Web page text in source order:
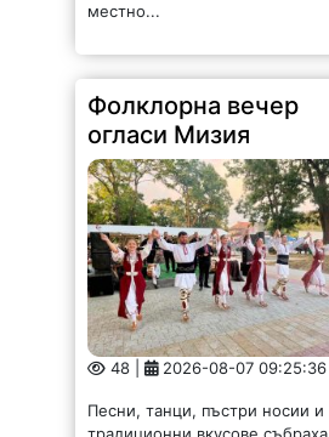
местно...
Фолклорна вечер
огласи Мизия
48 | 2026-08-07 09:25:36
Песни, танци, пъстри носии и